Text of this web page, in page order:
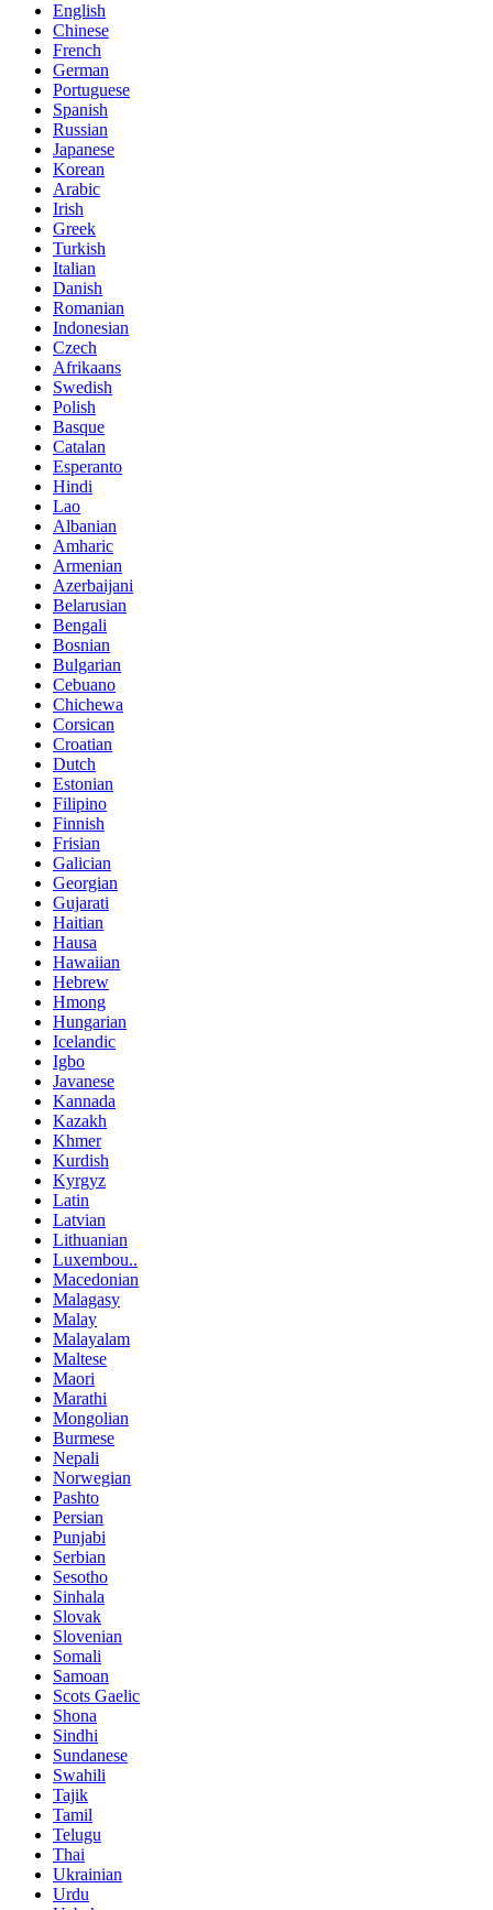
English
Chinese
French
German
Portuguese
Spanish
Russian
Japanese
Korean
Arabic
Irish
Greek
Turkish
Italian
Danish
Romanian
Indonesian
Czech
Afrikaans
Swedish
Polish
Basque
Catalan
Esperanto
Hindi
Lao
Albanian
Amharic
Armenian
Azerbaijani
Belarusian
Bengali
Bosnian
Bulgarian
Cebuano
Chichewa
Corsican
Croatian
Dutch
Estonian
Filipino
Finnish
Frisian
Galician
Georgian
Gujarati
Haitian
Hausa
Hawaiian
Hebrew
Hmong
Hungarian
Icelandic
Igbo
Javanese
Kannada
Kazakh
Khmer
Kurdish
Kyrgyz
Latin
Latvian
Lithuanian
Luxembou..
Macedonian
Malagasy
Malay
Malayalam
Maltese
Maori
Marathi
Mongolian
Burmese
Nepali
Norwegian
Pashto
Persian
Punjabi
Serbian
Sesotho
Sinhala
Slovak
Slovenian
Somali
Samoan
Scots Gaelic
Shona
Sindhi
Sundanese
Swahili
Tajik
Tamil
Telugu
Thai
Ukrainian
Urdu